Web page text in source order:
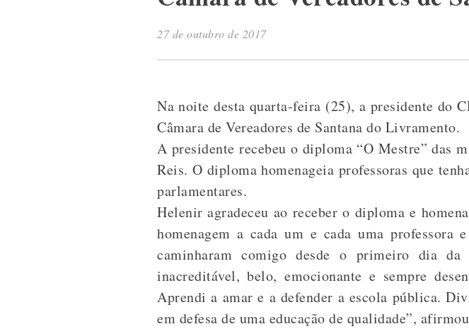
27 de outubro de 2017
Na noite desta quarta-feira (25), a presidente do
Câmara de Vereadores de Santana do Livramento.
A presidente recebeu o diploma “O Mestre” das
Reis. O diploma homenageia professoras que
parlamentares.
Helenir agradeceu ao receber o diploma e
homenagem a cada um e cada uma
caminharam comigo desde o primeiro dia
inacreditável, belo, emocionante e sempre
Aprendi a amar e a defender a escola pública.
em defesa de uma educação de qualidade”,